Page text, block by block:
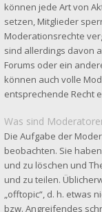
können jede Art von
setzen, Mitglieder
Moderationsrechte
sind allerdings davon
Forums oder ein
können auch volle
entsprechende Recht
Was sind
Die Aufgabe der
beobachten. Sie
und zu löschen und
und zu teilen.
„offtopic“, d. h. etwas
bzw. Angreifendes